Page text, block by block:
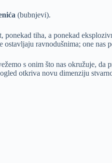
(bubnjevi).
tiha, a ponekad
ravnodušnima; one nas
s onim što nas okružuje,
otkriva novu dimenziju